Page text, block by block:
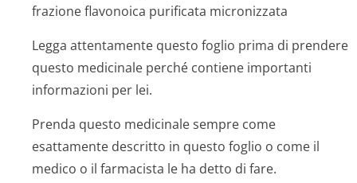
frazione flavonoica purificata micronizzata
Legga attentamente questo foglio prima di prendere
questo medicinale perché contiene importanti
informazioni per lei.
Prenda questo medicinale sempre come
esattamente descritto in questo foglio o come il
medico o il farmacista le ha detto di fare.